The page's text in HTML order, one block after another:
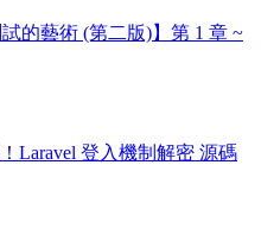
的藝術 (第二版)】第 1 章 ~
Laravel 登入機制解密 源碼